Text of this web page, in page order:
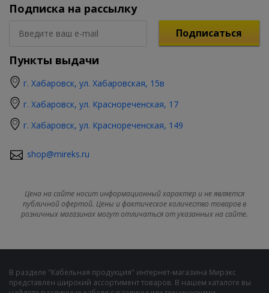
Подписка на рассылку
Подписаться
Пункты выдачи
г. Хабаровск, ул. Хабаровская, 15в
г. Хабаровск, ул. Краснореченская, 17
г. Хабаровск, ул. Краснореченская, 149
shop@mireks.ru
Цена на сайте носит информационный характер и не является
публичной офертой. Цены и фактическое количество товаров в
розничных магазинах могут отличаться от указанных на сайте.
В разделе "Кабельная продукция" интернет-магазина Мирэкс
представлен широкий ассортимент товаров. В нашем каталоге вы